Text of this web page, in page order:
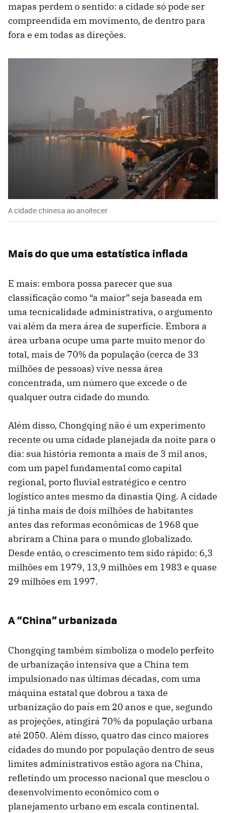
mapas perdem o sentido: a cidade só pode ser
compreendida em movimento, de dentro para
fora e em todas as direções.
A cidade chinesa ao anoitecer
Mais do que uma estatística inflada
E mais: embora possa parecer que sua
classificação como “a maior” seja baseada em
uma tecnicalidade administrativa, o argumento
vai além da mera área de superfície. Embora a
área urbana ocupe uma parte muito menor do
total, mais de 70% da população (cerca de 33
milhões de pessoas) vive nessa área
concentrada, um número que excede o de
qualquer outra cidade do mundo.
Além disso, Chongqing não é um experimento
recente ou uma cidade planejada da noite para o
dia: sua história remonta a mais de 3 mil anos,
com um papel fundamental como capital
regional, porto fluvial estratégico e centro
logístico antes mesmo da dinastia Qing. A cidade
já tinha mais de dois milhões de habitantes
antes das reformas econômicas de 1968 que
abriram a China para o mundo globalizado.
Desde então, o crescimento tem sido rápido: 6,3
milhões em 1979, 13,9 milhões em 1983 e quase
29 milhões em 1997.
A “China” urbanizada
Chongqing também simboliza o modelo perfeito
de urbanização intensiva que a China tem
impulsionado nas últimas décadas, com uma
máquina estatal que dobrou a taxa de
urbanização do país em 20 anos e que, segundo
as projeções, atingirá 70% da população urbana
até 2050. Além disso, quatro das cinco maiores
cidades do mundo por população dentro de seus
limites administrativos estão agora na China,
refletindo um processo nacional que mesclou o
desenvolvimento econômico com o
planejamento urbano em escala continental.